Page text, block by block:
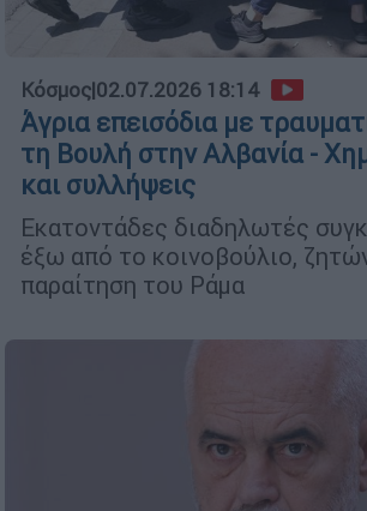
Κόσμος|02.07.2026 18:14
Άγρια επεισόδια με
τη Βουλή στην Αλβανία -
και συλλήψεις
Εκατοντάδες διαδηλωτές
έξω από το κοινοβούλιο,
παραίτηση του Ράμα